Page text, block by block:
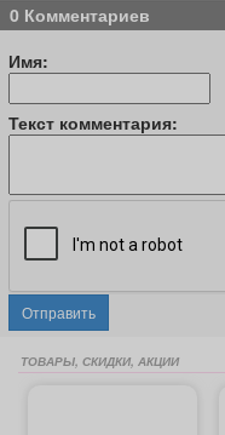
0 Комментариев
Имя:
Текст комментария:
Отправить
ТОВАРЫ, СКИДКИ, АКЦИИ